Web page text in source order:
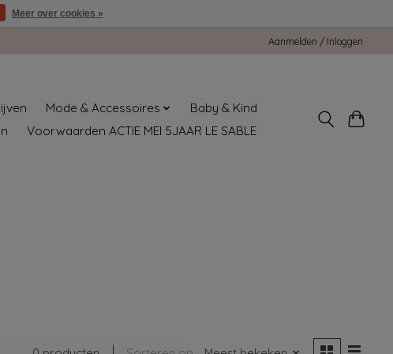
Aanmelden / Inloggen
Mode & Accessoires
Baby & Kind
Voorwaarden ACTIE MEI 5JAAR LE SABLE
Meer over cookies »